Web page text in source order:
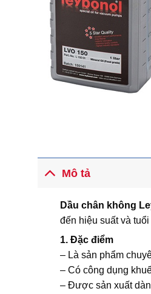
Mô tả
Dầu chân không
đến hiệu suất và
1. Đặc điểm
– Là sản phẩm
– Có công dụng
– Được sản xuất